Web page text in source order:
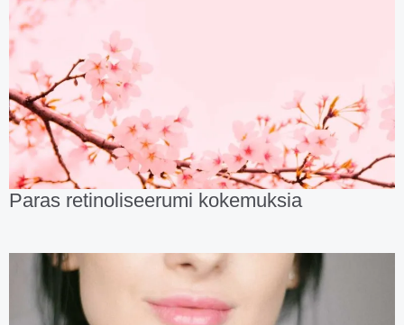
Paras retinoliseerumi kokemuksia